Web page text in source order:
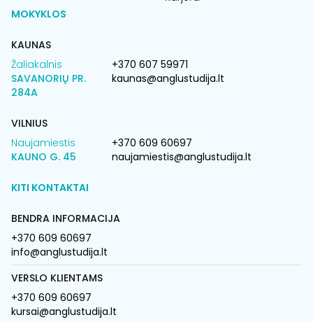
MOKYKLOS
KAUNAS
Žaliakalnis
SAVANORIŲ PR.
284A
+370 607 59971
kaunas@anglustudija.lt
VILNIUS
Naujamiestis
KAUNO G. 45
+370 609 60697
naujamiestis@anglustudija.lt
KITI KONTAKTAI
BENDRA INFORMACIJA
+370 609 60697
info@anglustudija.lt
VERSLO KLIENTAMS
+370 609 60697
kursai@anglustudija.lt